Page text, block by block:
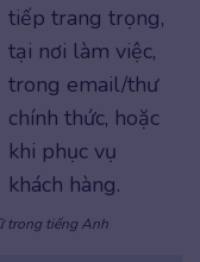
tiếp trang trọng,
tại nơi làm việc,
trong email/thư
chính thức, hoặc
khi phục vụ
khách hàng.
trong tiếng Anh